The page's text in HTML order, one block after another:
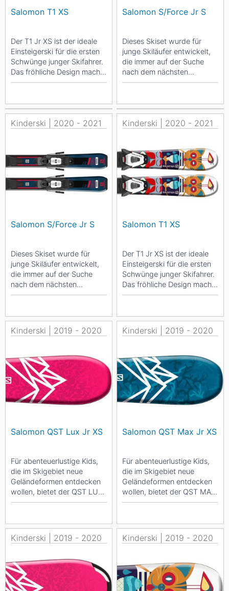
Salomon T1 XS
Der T1 Jr XS ist der ideale
Einsteigerski für die ersten
Schwünge junger Skifahrer.
Das fröhliche Design macht
den Ski auch für die
Salomon S/Force Jr S
Dieses Skiset wurde für
junge Skiläufer entwickelt,
die immer auf der Suche
nach dem nächsten
Abenteuer sind. Die perfekte
Kinderski | 2020 - 2021
Salomon S/Force Jr S
Dieses Skiset wurde für
junge Skiläufer entwickelt,
die immer auf der Suche
nach dem nächsten
Abenteuer sind. Die perfekte
Kinderski | 2020 - 2021
Salomon T1 XS
Der T1 Jr XS ist der ideale
Einsteigerski für die ersten
Schwünge junger Skifahrer.
Das fröhliche Design macht
den Ski auch für die
Kinderski | 2019 - 2020
Salomon QST Lux Jr XS
Für abenteuerlustige Kids,
die im Skigebiet neue
Geländeformen entdecken
wollen, bietet der QST LUX
JR XS + C5 GW geringes
Kinderski | 2019 - 2020
Salomon QST Max Jr XS
Für abenteuerlustige Kids,
die im Skigebiet neue
Geländeformen entdecken
wollen, bietet der QST MAX
JR XS + C5 GW geringes
Kinderski | 2019 - 2020 Kinderski | 2019 - 2020